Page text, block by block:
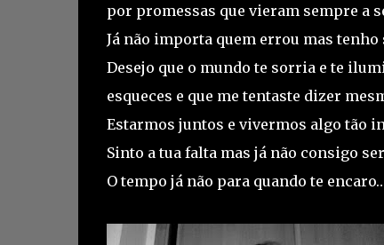
por promessas que vieram sempre a
Já não importa quem errou mas tenho
Desejo que o mundo te sorria e te
esqueces e que me tentaste dizer
Estarmos juntos e vivermos algo tão
Sinto a tua falta mas já não consigo
O tempo já não para quando te